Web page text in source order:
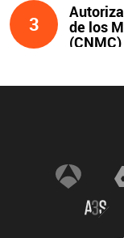
3 de los